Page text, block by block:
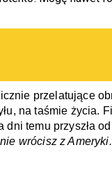
przelatujące
na taśmie życia.
temu przyszła
wrócisz z Ameryki.